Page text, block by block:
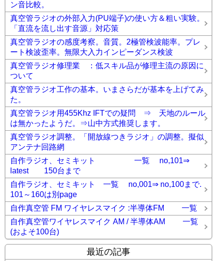
ン音比較。
真空管ラジオの外部入力(PU端子)の使い方＆粗い実験。
「直流を流し出す音源」対応策
真空管ラジオの感度考察。音質。2極管検波能率。プレ
ート検波歪率。無限大入力インピーダンス検波
真空管ラジオ修理業 ：低スキル品が修理主流の原因に
ついて
真空管ラジオ工作の基本。いまさらだが基本を上げてみ
た。
真空管ラジオ用455Khz IFTでの疑問 ⇒ 天地のルール
は無かったようだ。⇒山中方式推奨します。
真空管ラジオ調整。「開放線つきラジオ」の調整。擬似
アンテナ回路網
自作ラジオ、セミキット 一覧 no,101⇒
latest 150台まで
自作ラジオ、セミキット 一覧 no,001⇒ no,100まで.
101～160は別page
自作真空管 FM ワイヤレスマイク :半導体FM 一覧
自作真空管ワイヤレスマイク AM / 半導体AM 一覧
(およそ100台)
最近の記事